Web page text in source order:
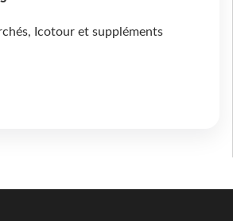
Icotour et suppléments